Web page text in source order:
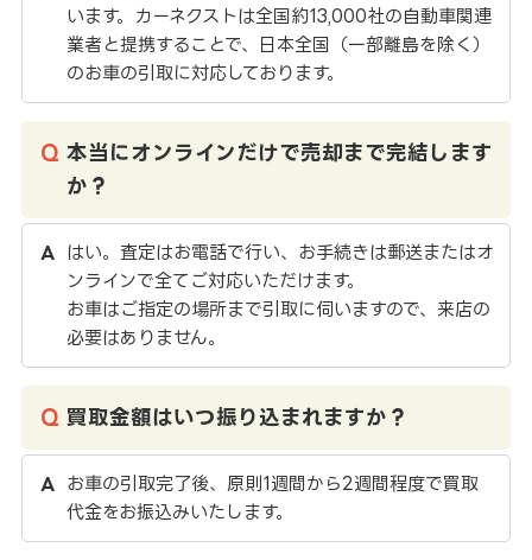
います。カーネクストは全国約13,000社の自動車関連
業者と提携することで、日本全国（一部離島を除く）
のお車の引取に対応しております。
本当にオンラインだけで売却まで完結します
か？
はい。査定はお電話で行い、お手続きは郵送またはオ
ンラインで全てご対応いただけます。
お車はご指定の場所まで引取に伺いますので、来店の
必要はありません。
買取金額はいつ振り込まれますか？
お車の引取完了後、原則1週間から2週間程度で買取
代金をお振込みいたします。